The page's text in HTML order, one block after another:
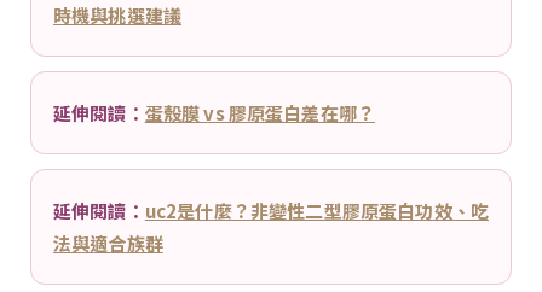
時機與挑選建議
延伸閱讀： 蛋殼膜 vs 膠原蛋白差在哪？
延伸閱讀： uc2是什麼？非變性二型膠原蛋白功效、吃
法與適合族群